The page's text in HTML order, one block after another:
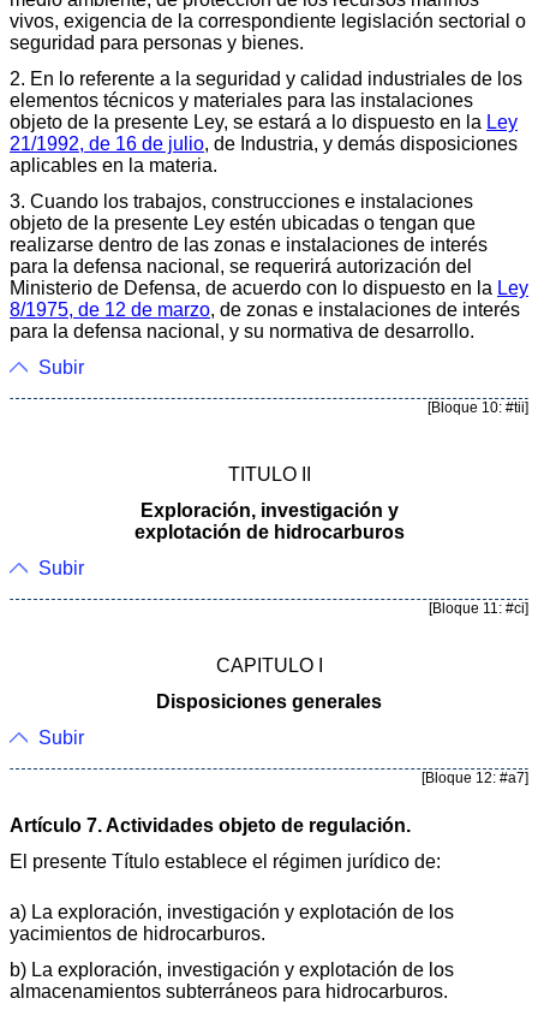
vivos, exigencia de la correspondiente legislación sectorial o
seguridad para personas y bienes.
2. En lo referente a la seguridad y calidad industriales de los
elementos técnicos y materiales para las instalaciones
objeto de la presente Ley, se estará a lo dispuesto en la Ley
21/1992, de 16 de julio, de Industria, y demás disposiciones
aplicables en la materia.
3. Cuando los trabajos, construcciones e instalaciones
objeto de la presente Ley estén ubicadas o tengan que
realizarse dentro de las zonas e instalaciones de interés
para la defensa nacional, se requerirá autorización del
Ministerio de Defensa, de acuerdo con lo dispuesto en la Ley
8/1975, de 12 de marzo, de zonas e instalaciones de interés
para la defensa nacional, y su normativa de desarrollo.
Subir
[Bloque 10: #tii]
TITULO II
Exploración, investigación y
explotación de hidrocarburos
Subir
[Bloque 11: #ci]
CAPITULO I
Disposiciones generales
Subir
[Bloque 12: #a7]
Artículo 7. Actividades objeto de regulación.
El presente Título establece el régimen jurídico de:
a) La exploración, investigación y explotación de los
yacimientos de hidrocarburos.
b) La exploración, investigación y explotación de los
almacenamientos subterráneos para hidrocarburos.